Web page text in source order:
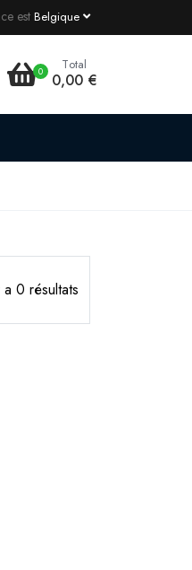
est Belgique
0 Total
0,00 €
a 0 résultats